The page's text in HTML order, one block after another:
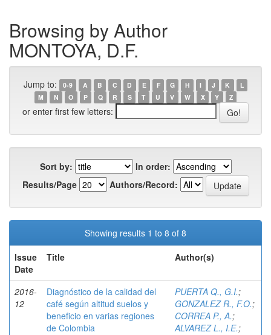
Browsing by Author
MONTOYA, D.F.
Jump to: 0-9 A B C D E F G H I J K
L
M
N O P Q R S T U V W X Y Z
or enter first few letters:
Sort by:
In order:
Results/Page
Authors/Record:
Showing results 1 to 8 of 8
Issue
Date
Title Author(s)
2016-
12
Diagnóstico de la calidad del
café según altitud suelos y
beneficio en varias regiones
de Colombia
PUERTA Q., G.I.;
GONZALEZ R., F.O.;
CORREA P., A.;
ALVAREZ L., I.E.;